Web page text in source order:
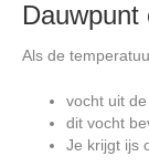
Dauwpunt
Als de
vocht uit
dit vocht
Je krijgt ijs